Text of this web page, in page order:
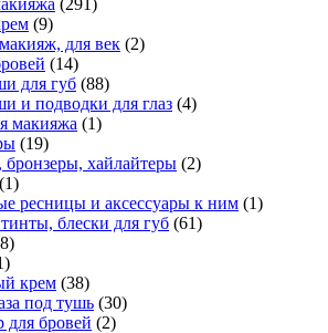
(9)
для век (2)
(14)
для губ (88)
и подводки для глаз (4)
макияжа (1)
(19)
хайлайтеры (2)
(1)
ресницы и аксессуары к ним (1)
блески для губ (61)
крем (38)
под тушь (30)
для бровей (2)